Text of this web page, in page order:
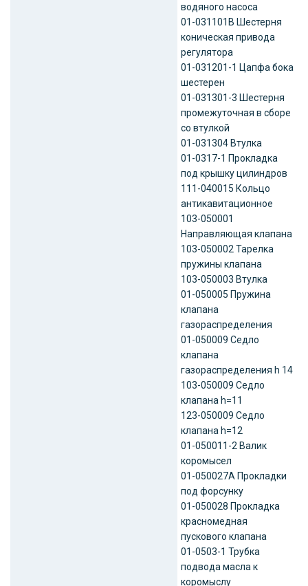
водяного насоса
01-031101В Шестерня
коническая привода
регулятора
01-031201-1 Цапфа бока
шестерен
01-031301-3 Шестерня
промежуточная в сборе
со втулкой
01-031304 Втулка
01-0317-1 Прокладка
под крышку цилиндров
111-040015 Кольцо
антикавитационное
103-050001
Направляющая клапана
103-050002 Тарелка
пружины клапана
103-050003 Втулка
01-050005 Пружина
клапана
газораспределения
01-050009 Седло
клапана
газораспределения h 14
103-050009 Седло
клапана h=11
123-050009 Седло
клапана h=12
01-050011-2 Валик
коромысел
01-050027А Прокладки
под форсунку
01-050028 Прокладка
красномедная
пускового клапана
01-0503-1 Трубка
подвода масла к
коромыслу